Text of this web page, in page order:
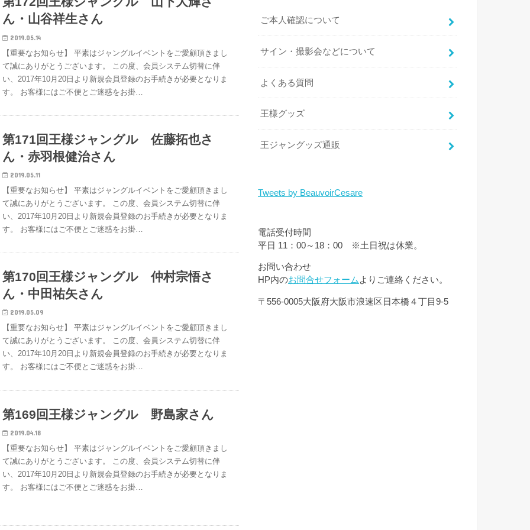
ん・山谷祥生さん
2019.05.14
【重要なお知らせ】 平素はジャングルイベントをご愛顧頂きまし
て誠にありがとうございます。 この度、会員システム切替に伴
い、2017年10月20日より新規会員登録のお手続きが必要となりま
す。 お客様にはご不便とご迷惑をお掛…
第171回王様ジャングル 佐藤拓也さ
ん・赤羽根健治さん
2019.05.11
【重要なお知らせ】 平素はジャングルイベントをご愛顧頂きまし
て誠にありがとうございます。 この度、会員システム切替に伴
い、2017年10月20日より新規会員登録のお手続きが必要となりま
す。 お客様にはご不便とご迷惑をお掛…
第170回王様ジャングル 仲村宗悟さ
ん・中田祐矢さん
2019.05.09
【重要なお知らせ】 平素はジャングルイベントをご愛顧頂きまし
て誠にありがとうございます。 この度、会員システム切替に伴
い、2017年10月20日より新規会員登録のお手続きが必要となりま
す。 お客様にはご不便とご迷惑をお掛…
第169回王様ジャングル 野島家さん
2019.04.18
【重要なお知らせ】 平素はジャングルイベントをご愛顧頂きまし
て誠にありがとうございます。 この度、会員システム切替に伴
い、2017年10月20日より新規会員登録のお手続きが必要となりま
す。 お客様にはご不便とご迷惑をお掛…
ご本人確認について
サイン・撮影会などについて
よくある質問
王様グッズ
王ジャングッズ通販
Tweets by BeauvoirCesare
電話受付時間
平日 11：00～18：00 ※土日祝は休業。
お問い合わせ
HP内のお問合せフォームよりご連絡ください。
〒556-0005大阪府大阪市浪速区日本橋４丁目9-5